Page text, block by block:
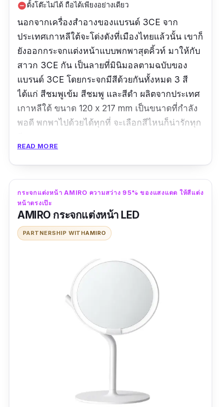
remove_circleตั้งโต๊ะไม่ได้ ถือได้เพียงอย่างเดียว
นอกจากเครื่องสำอางของแบรนด์ 3CE จาก
ประเทศเกาหลีใต้จะโด่งดังที่เมืองไทยแล้วนั้น เขาก็
ยังออกกระจกแต่งหน้าแบบพกพาสุดคิ้วท์ มาให้กับ
สาวก 3CE กัน เป็นลายที่มินิมอลตามฉบับของ
แบรนด์ 3CE โดยกระจกมีสีด้วยกันทั้งหมด 3 สี
ได้แก่ สีชมพูเข้ม สีชมพู และสีดำ ผลิตจากประเทศ
เกาหลีใต้ ขนาด 120 x 217 mm เป็นขนาดที่กำลัง
พอดี พกพาไปด้วยได้ทุกที่ จะเลือกสีไหนก็น่ารักทุก
อันเล็กไว้พกพาเพิ่ม
READ MORE
กระจกแต่งหน้า AMIRO ความสว่าง 95% ของแสงแดด ให้สีแต่ง
หน้าตรงเป๊ะ
AMIRO กระจกแต่งหน้า LED
PARTNERSHIP WITHAMIRO